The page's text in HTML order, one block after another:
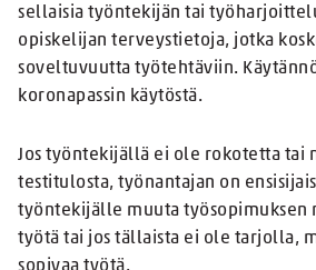
sellaisia työntekijän tai
opiskelijan terveystietoja, jotka
soveltuvuutta työtehtäviin.
koronapassin käytöstä.
Jos työntekijällä ei ole rokotetta tai
testitulosta, työnantajan on
työntekijälle muuta työsopimuksen
työtä tai jos tällaista ei ole tarjolla,